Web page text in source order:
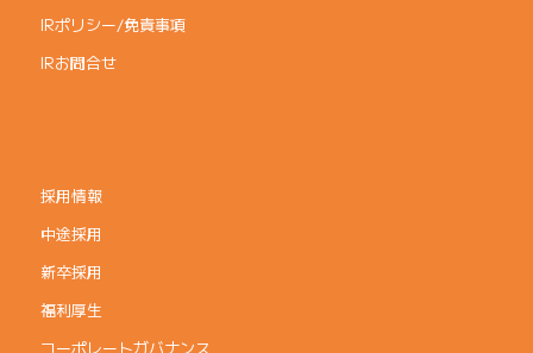
IRポリシー/免責事項
IRお問合せ
採用情報
中途採用
新卒採用
福利厚生
コーポレートガバナンス